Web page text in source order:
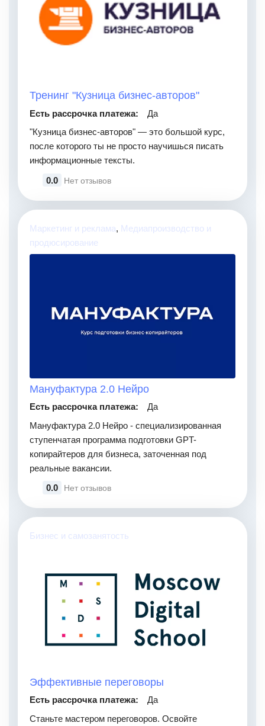
Тренинг "Кузница бизнес-авторов"
Есть рассрочка платежа:
Да
"Кузница бизнес-авторов" — это большой курс,
после которого ты не просто научишься писать
информационные тексты.
0.0
Нет отзывов
Маркетинг и реклама, Медиапроизводство и
продюсирование
Мануфактура 2.0 Нейро
Есть рассрочка платежа:
Да
Мануфактура 2.0 Нейро - специализированная
ступенчатая программа подготовки GPT-
копирайтеров для бизнеса, заточенная под
реальные вакансии.
0.0
Нет отзывов
Бизнес и самозанятость
Эффективные переговоры
Есть рассрочка платежа:
Да
Станьте мастером переговоров. Освойте